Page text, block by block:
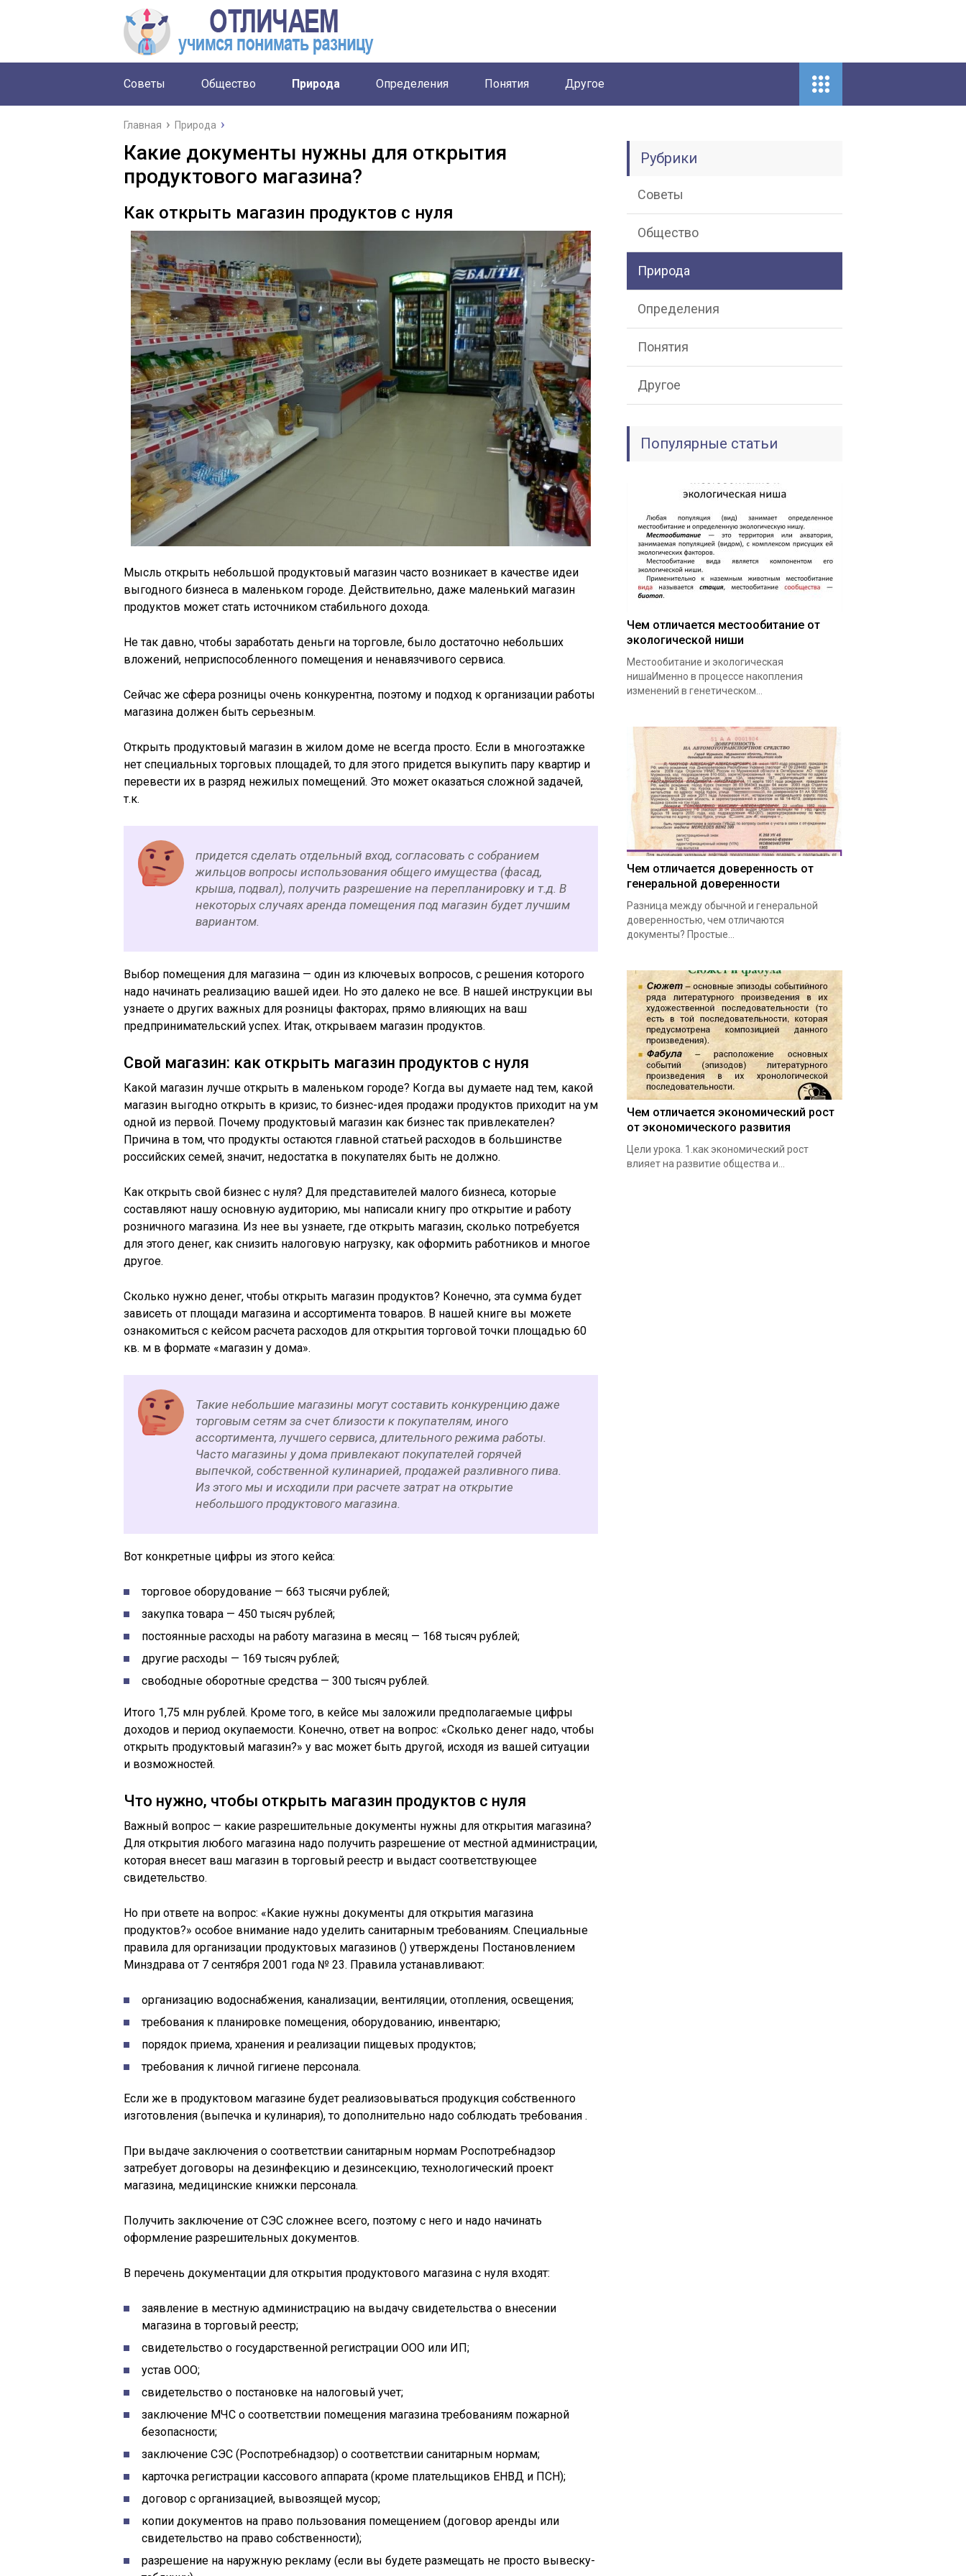
Советы Общество Природа Определения Понятия Другое
Главная Природа
Какие документы нужны для открытия
продуктового магазина?
Как открыть магазин продуктов с нуля
Мысль открыть небольшой продуктовый магазин часто возникает в качестве идеи
выгодного бизнеса в маленьком городе. Действительно, даже маленький магазин
продуктов может стать источником стабильного дохода.
Не так давно, чтобы заработать деньги на торговле, было достаточно небольших
вложений, неприспособленного помещения и ненавязчивого сервиса.
Сейчас же сфера розницы очень конкурентна, поэтому и подход к организации работы
магазина должен быть серьезным.
Открыть продуктовый магазин в жилом доме не всегда просто. Если в многоэтажке
нет специальных торговых площадей, то для этого придется выкупить пару квартир и
перевести их в разряд нежилых помещений. Это может оказаться сложной задачей,
т.к.
придется сделать отдельный вход, согласовать с собранием
жильцов вопросы использования общего имущества (фасад,
крыша, подвал), получить разрешение на перепланировку и т.д. В
некоторых случаях аренда помещения под магазин будет лучшим
вариантом.
Выбор помещения для магазина — один из ключевых вопросов, с решения которого
надо начинать реализацию вашей идеи. Но это далеко не все. В нашей инструкции вы
узнаете о других важных для розницы факторах, прямо влияющих на ваш
предпринимательский успех. Итак, открываем магазин продуктов.
Свой магазин: как открыть магазин продуктов с нуля
Какой магазин лучше открыть в маленьком городе? Когда вы думаете над тем, какой
магазин выгодно открыть в кризис, то бизнес-идея продажи продуктов приходит на ум
одной из первой. Почему продуктовый магазин как бизнес так привлекателен?
Причина в том, что продукты остаются главной статьей расходов в большинстве
российских семей, значит, недостатка в покупателях быть не должно.
Как открыть свой бизнес с нуля? Для представителей малого бизнеса, которые
составляют нашу основную аудиторию, мы написали книгу про открытие и работу
розничного магазина. Из нее вы узнаете, где открыть магазин, сколько потребуется
для этого денег, как снизить налоговую нагрузку, как оформить работников и многое
другое.
Сколько нужно денег, чтобы открыть магазин продуктов? Конечно, эта сумма будет
зависеть от площади магазина и ассортимента товаров. В нашей книге вы можете
ознакомиться с кейсом расчета расходов для открытия торговой точки площадью 60
кв. м в формате «магазин у дома».
Такие небольшие магазины могут составить конкуренцию даже
торговым сетям за счет близости к покупателям, иного
ассортимента, лучшего сервиса, длительного режима работы.
Часто магазины у дома привлекают покупателей горячей
выпечкой, собственной кулинарией, продажей разливного пива.
Из этого мы и исходили при расчете затрат на открытие
небольшого продуктового магазина.
Вот конкретные цифры из этого кейса:
торговое оборудование — 663 тысячи рублей;
закупка товара — 450 тысяч рублей;
постоянные расходы на работу магазина в месяц — 168 тысяч рублей;
другие расходы — 169 тысяч рублей;
свободные оборотные средства — 300 тысяч рублей.
Итого 1,75 млн рублей. Кроме того, в кейсе мы заложили предполагаемые цифры
доходов и период окупаемости. Конечно, ответ на вопрос: «Сколько денег надо, чтобы
открыть продуктовый магазин?» у вас может быть другой, исходя из вашей ситуации
и возможностей.
Что нужно, чтобы открыть магазин продуктов с нуля
Важный вопрос — какие разрешительные документы нужны для открытия магазина?
Для открытия любого магазина надо получить разрешение от местной администрации,
которая внесет ваш магазин в торговый реестр и выдаст соответствующее
свидетельство.
Но при ответе на вопрос: «Какие нужны документы для открытия магазина
продуктов?» особое внимание надо уделить санитарным требованиям. Специальные
правила для организации продуктовых магазинов () утверждены Постановлением
Минздрава от 7 сентября 2001 года № 23. Правила устанавливают:
организацию водоснабжения, канализации, вентиляции, отопления, освещения;
требования к планировке помещения, оборудованию, инвентарю;
порядок приема, хранения и реализации пищевых продуктов;
требования к личной гигиене персонала.
Если же в продуктовом магазине будет реализовываться продукция собственного
изготовления (выпечка и кулинария), то дополнительно надо соблюдать требования .
При выдаче заключения о соответствии санитарным нормам Роспотребнадзор
затребует договоры на дезинфекцию и дезинсекцию, технологический проект
магазина, медицинские книжки персонала.
Получить заключение от СЭС сложнее всего, поэтому с него и надо начинать
оформление разрешительных документов.
В перечень документации для открытия продуктового магазина с нуля входят:
заявление в местную администрацию на выдачу свидетельства о внесении
магазина в торговый реестр;
свидетельство о государственной регистрации ООО или ИП;
устав ООО;
свидетельство о постановке на налоговый учет;
заключение МЧС о соответствии помещения магазина требованиям пожарной
безопасности;
заключение СЭС (Роспотребнадзор) о соответствии санитарным нормам;
карточка регистрации кассового аппарата (кроме плательщиков ЕНВД и ПСН);
договор с организацией, вывозящей мусор;
копии документов на право пользования помещением (договор аренды или
свидетельство на право собственности);
разрешение на наружную рекламу (если вы будете размещать не просто вывеску-
Рубрики
Советы
Общество
Природа
Определения
Понятия
Другое
Популярные статьи
Чем отличается местообитание от
экологической ниши
Местообитание и экологическая
нишаИменно в процессе накопления
изменений в генетическом…
Чем отличается доверенность от
генеральной доверенности
Разница между обычной и генеральной
доверенностью, чем отличаются
документы? Простые…
Чем отличается экономический рост
от экономического развития
Цели урока. 1.как экономический рост
влияет на развитие общества и…